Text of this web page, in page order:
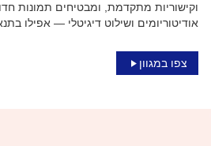
וקישוריות מתקדמת, ומבטיחים תמונות
אודיטוריומים ושילוט דיגיטלי — אפילו
צפו במגוון